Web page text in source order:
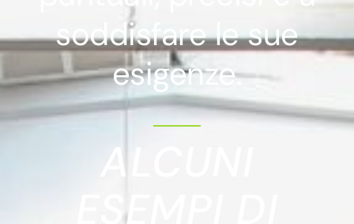
soddisfare le sue
esigenze.
ALCUNI
ESEMPI DI